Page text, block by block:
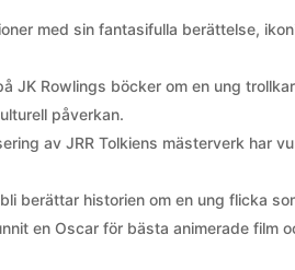
med sin fantasifulla berättelse,
JK Rowlings böcker om en ung
påverkan.
av JRR Tolkiens mästerverk har
berättar historien om en ung flicka
en Oscar för bästa animerade film